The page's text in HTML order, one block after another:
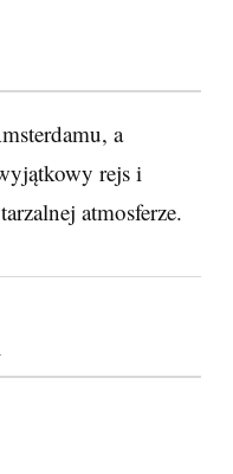
a
rejs i
atmosferze.